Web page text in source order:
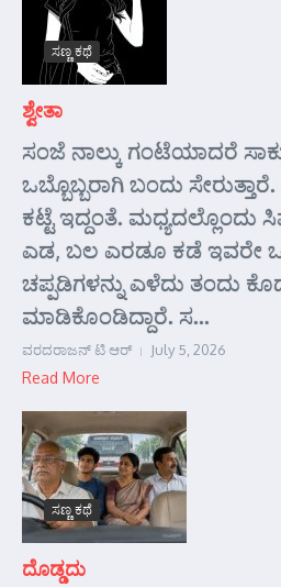
ಸಣ್ಣ ಕಥೆ
ಶ್ವೇತಾ
ಸಂಜೆ ನಾಲ್ಕು ಗಂಟೆಯಾದರೆ
ಒಬ್ಬೊಬ್ಬರಾಗಿ ಬಂದು
ಕಟ್ಟೆ ಇದ್ದಂತೆ.
ಎಡ, ಬಲ ಎರಡೂ ಕಡೆ ಇವರೇ
ಚಪ್ಪಡಿಗಳನ್ನು ಎಳೆದು ತಂದು
ಮಾಡಿಕೊಂಡಿದ್ದಾರೆ. ಸ...
ವರದರಾಜನ್ ಟಿ ಆರ್ July 5, 2026
Read More
ಸಣ್ಣ ಕಥೆ
ದೊಡ್ಡದು